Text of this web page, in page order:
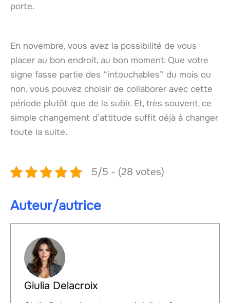
porte.
En novembre, vous avez la possibilité de vous
placer au bon endroit, au bon moment. Que votre
signe fasse partie des “intouchables” du mois ou
non, vous pouvez choisir de collaborer avec cette
période plutôt que de la subir. Et, très souvent, ce
simple changement d’attitude suffit déjà à changer
toute la suite.
5/5 - (28 votes)
Auteur/autrice
Giulia Delacroix